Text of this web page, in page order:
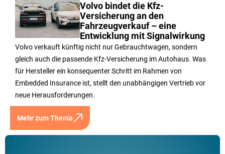
Volvo bindet die Kfz-
Versicherung an den
Fahrzeugverkauf – eine
Entwicklung mit Signalwirkung
Volvo verkauft künftig nicht nur Gebrauchtwagen, sondern
gleich auch die passende Kfz-Versicherung im Autohaus. Was
für Hersteller ein konsequenter Schritt im Rahmen von
Embedded Insurance ist, stellt den unabhängigen Vertrieb vor
neue Herausforderungen.
Mehr zum Thema